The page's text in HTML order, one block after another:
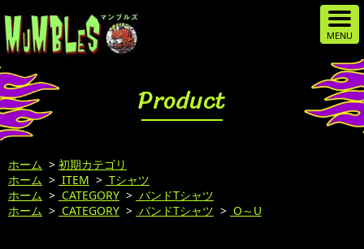
Product
ホーム > 初期カテゴリ
ホーム > ITEM > Tシャツ
ホーム > CATEGORY > バンドTシャツ
ホーム > CATEGORY > バンドTシャツ > O～U